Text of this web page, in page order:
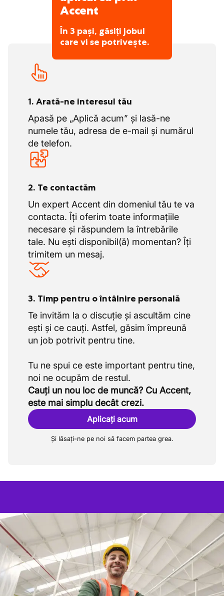
Accent
În 3 pași, găsiți jobul
care vi se potrivește.
1. Arată-ne interesul tău
Apasă pe „Aplică acum” și lasă-ne
numele tău, adresa de e-mail și numărul
de telefon.
2. Te contactăm
Un expert Accent din domeniul tău te va
contacta. Îți oferim toate informațiile
necesare și răspundem la întrebările
tale. Nu ești disponibil(ă) momentan? Îți
trimitem un mesaj.
3. Timp pentru o întâlnire personală
Te invităm la o discuție și ascultăm cine
ești și ce cauți. Astfel, găsim împreună
un job potrivit pentru tine.
Tu ne spui ce este important pentru tine,
Cauți un nou loc de muncă? Cu Accent,
este mai simplu decât crezi.
Aplicați acum
Și lăsați-ne pe noi să facem partea grea.